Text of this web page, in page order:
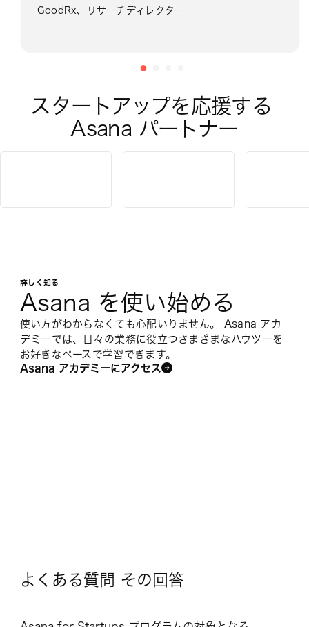
GoodRx、リサーチディレクター
スタートアップを応援する
Asana パートナー
詳しく知る
Asana を使い始める
使い方がわからなくても心配いりません。 Asana アカ
デミーでは、日々の業務に役立つさまざまなハウツーを
お好きなペースで学習できます。
Asana アカデミーにアクセス
よくある質問 その回答